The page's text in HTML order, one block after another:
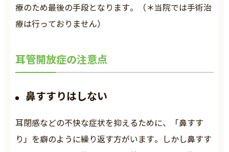
療のため最後の手段となります。（＊当院では手術治
療は行っておりません）
耳管開放症の注意点
鼻すすりはしない
耳閉感などの不快な症状を抑えるために、「鼻すす
り」を癖のように繰り返す方がいます。しかし鼻すす